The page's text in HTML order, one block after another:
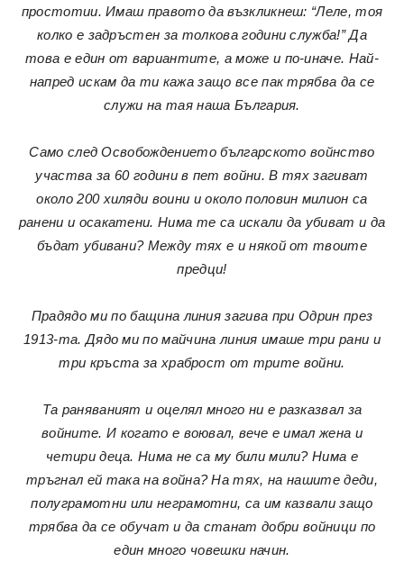
простотии. Имаш правото да възкликнеш: “Леле, тоя
колко е задръстен за толкова години служба!” Да
това е един от вариантите, а може и по-иначе. Най-
напред искам да ти кажа защо все пак трябва да се
служи на тая наша България.
Само след Освобождението българското войнство
участва за 60 години в пет войни. В тях загиват
около 200 хиляди воини и около половин милион са
ранени и осакатени. Нима те са искали да убиват и да
бъдат убивани? Между тях е и някой от твоите
предци!
Прадядо ми по бащина линия загива при Одрин през
1913-та. Дядо ми по майчина линия имаше три рани и
три кръста за храброст от трите войни.
Та раняваният и оцелял много ни е разказвал за
войните. И когато е воювал, вече е имал жена и
четири деца. Нима не са му били мили? Нима е
тръгнал ей така на война? На тях, на нашите деди,
полуграмотни или неграмотни, са им казвали защо
трябва да се обучат и да станат добри войници по
един много човешки начин.